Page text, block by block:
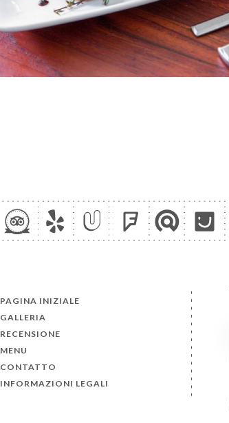
PAGINA INIZIALE
GALLERIA
RECENSIONE
MENU
CONTATTO
INFORMAZIONI LEGALI